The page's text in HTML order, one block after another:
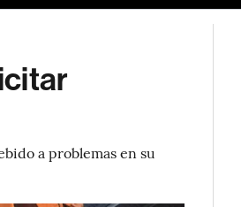
a problemas en su